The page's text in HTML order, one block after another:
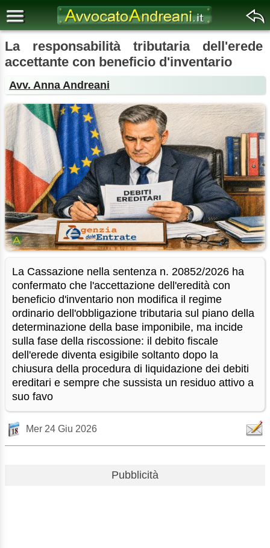
La responsabilità tributaria dell'erede
accettante con beneficio d'inventario
Avv. Anna Andreani
La Cassazione nella sentenza n. 20852/2026 ha
confermato che l'accettazione dell'eredità con
beneficio d'inventario non modifica il regime
ordinario dell'obbligazione tributaria sul piano della
determinazione della base imponibile, ma incide
sulla fase della riscossione: il debito fiscale
dell'erede diventa esigibile soltanto dopo la
chiusura della procedura di liquidazione dei debiti
ereditari e sempre che sussista un residuo attivo a
suo favo
Mer 24 Giu 2026
Pubblicità